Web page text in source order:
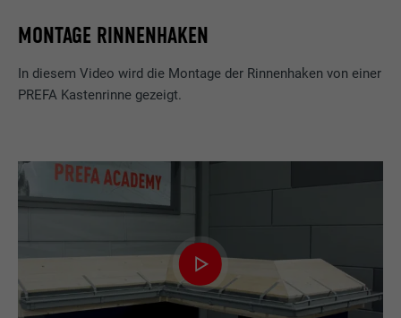
MONTAGE RINNENHAKEN
In diesem Video wird die Montage der Rinnenhaken von einer
PREFA Kastenrinne gezeigt.